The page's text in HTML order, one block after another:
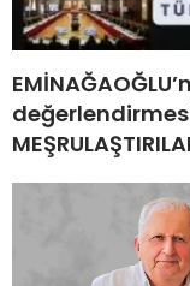
değerlendirmesi: